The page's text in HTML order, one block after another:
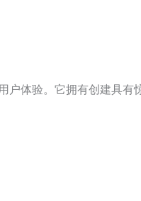
体验。它拥有创建具有